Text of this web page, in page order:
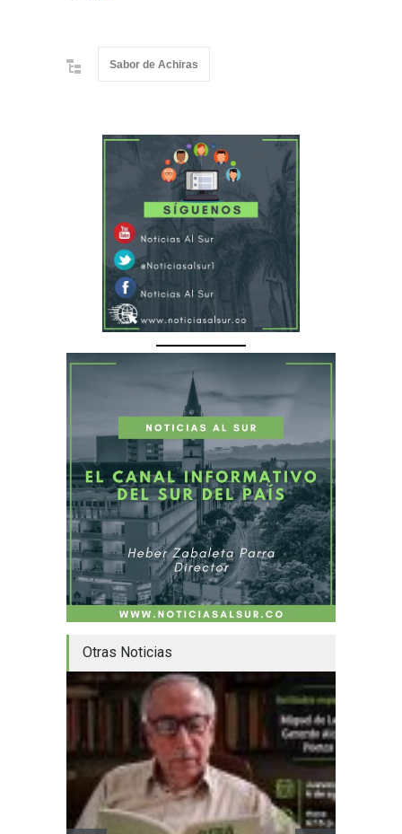
Sabor de Achiras
Otras Noticias